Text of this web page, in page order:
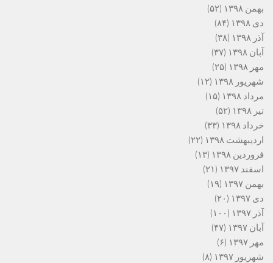
بهمن ۱۳۹۸
(۵۲)
دی ۱۳۹۸
(۸۴)
آذر ۱۳۹۸
(۳۸)
آبان ۱۳۹۸
(۳۷)
مهر ۱۳۹۸
(۲۵)
شهریور ۱۳۹۸
(۱۲)
مرداد ۱۳۹۸
(۱۵)
تیر ۱۳۹۸
(۵۲)
خرداد ۱۳۹۸
(۳۳)
اردیبهشت ۱۳۹۸
(۲۲)
فروردین ۱۳۹۸
(۱۳)
اسفند ۱۳۹۷
(۲۱)
بهمن ۱۳۹۷
(۱۹)
دی ۱۳۹۷
(۲۰)
آذر ۱۳۹۷
(۱۰۰)
آبان ۱۳۹۷
(۴۷)
مهر ۱۳۹۷
(۶)
شهریور ۱۳۹۷
(۸)